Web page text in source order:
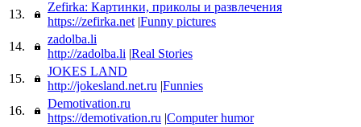
13.
Zefirka: Картинки, приколы и развлечения
https://zefirka.net |Funny pictures
14.
zadolba.li
http://zadolba.li |Real Stories
15.
JOKES LAND
http://jokesland.net.ru |Funnies
16.
Demotivation.ru
https://demotivation.ru |Computer humor